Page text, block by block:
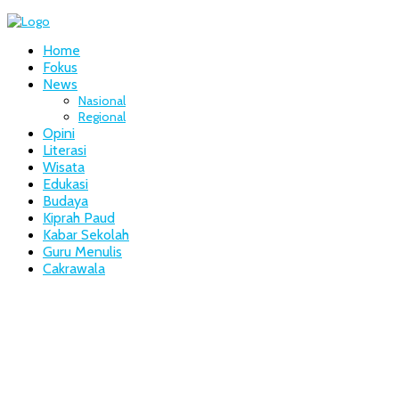
Home
Fokus
News
Nasional
Regional
Opini
Literasi
Wisata
Edukasi
Budaya
Kiprah Paud
Kabar Sekolah
Guru Menulis
Cakrawala